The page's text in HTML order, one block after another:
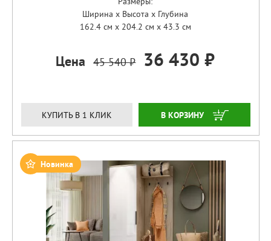
Ширина x Высота x Глубина
162.4 см x 204.2 см x 43.3 см
Цена 45 540 ₽ 36 430 ₽
КУПИТЬ В 1 КЛИК ЗАКАЗАТЬ
Новинка